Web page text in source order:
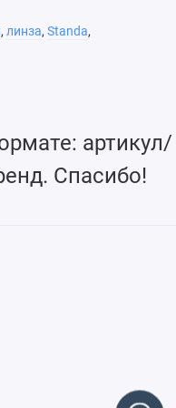
диэлектрических
, линза, Standa,
артикул/
Спасибо!